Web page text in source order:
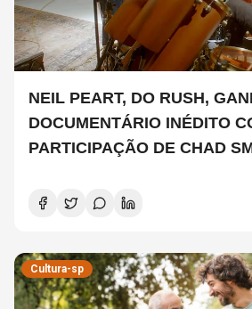
NEIL PEART, DO RUSH,
DOCUMENTÁRIO INÉDITO
PARTICIPAÇÃO DE CHAD
Cultura-sp